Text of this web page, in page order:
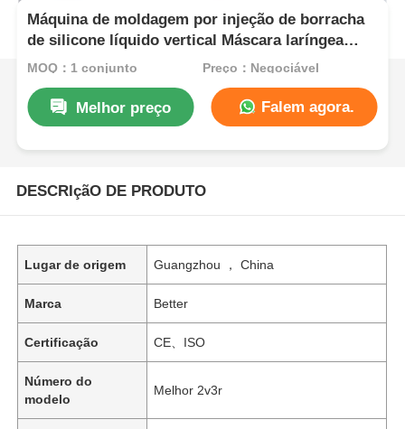
Máquina de moldagem por injeção de borracha
de silicone líquido vertical Máscara laríngea
médica para vias aéreas
MOQ：1 conjunto Preço：Negociável
Melhor preço Falem agora.
DESCRIçãO DE PRODUTO
Lugar de origem Guangzhou ， China
Marca Better
Certificação CE、ISO
Número do
modelo
Melhor 2v3r